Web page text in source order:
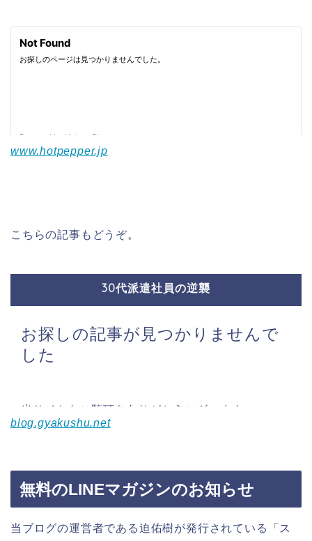
www.hotpepper.jp
こちらの記事もどうぞ。
blog.gyakushu.net
無料のLINEマガジンのお知らせ
当ブログの運営者である迫佑樹が発行されている「ス